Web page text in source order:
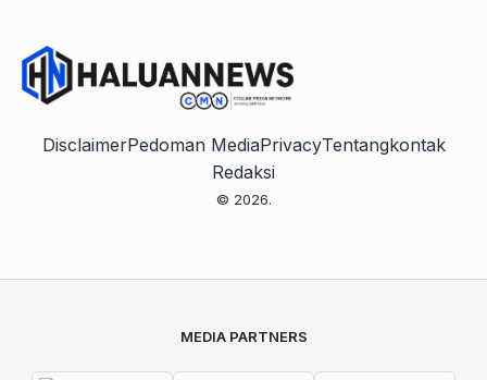
DisclaimerPedoman MediaPrivacyTentangkontak
Redaksi
© 2026.
MEDIA PARTNERS